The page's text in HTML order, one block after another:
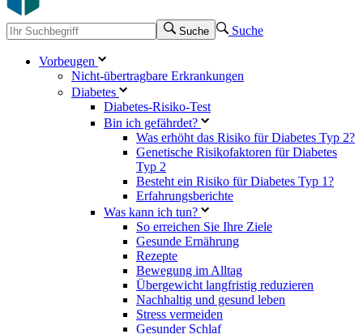
Suche Suche
Vorbeugen
Nicht-übertragbare Erkrankungen
Diabetes
Diabetes-Risiko-Test
Bin ich gefährdet?
Was erhöht das Risiko für Diabetes Typ 2?
Genetische Risikofaktoren für Diabetes
Typ 2
Besteht ein Risiko für Diabetes Typ 1?
Erfahrungsberichte
Was kann ich tun?
So erreichen Sie Ihre Ziele
Gesunde Ernährung
Rezepte
Bewegung im Alltag
Übergewicht langfristig reduzieren
Nachhaltig und gesund leben
Stress vermeiden
Gesunder Schlaf